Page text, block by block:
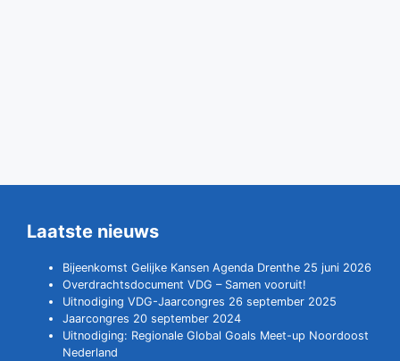
Laatste nieuws
Bijeenkomst Gelijke Kansen Agenda Drenthe 25 juni 2026
Overdrachtsdocument VDG – Samen vooruit!
Uitnodiging VDG-Jaarcongres 26 september 2025
Jaarcongres 20 september 2024
Uitnodiging: Regionale Global Goals Meet-up Noordoost
Nederland